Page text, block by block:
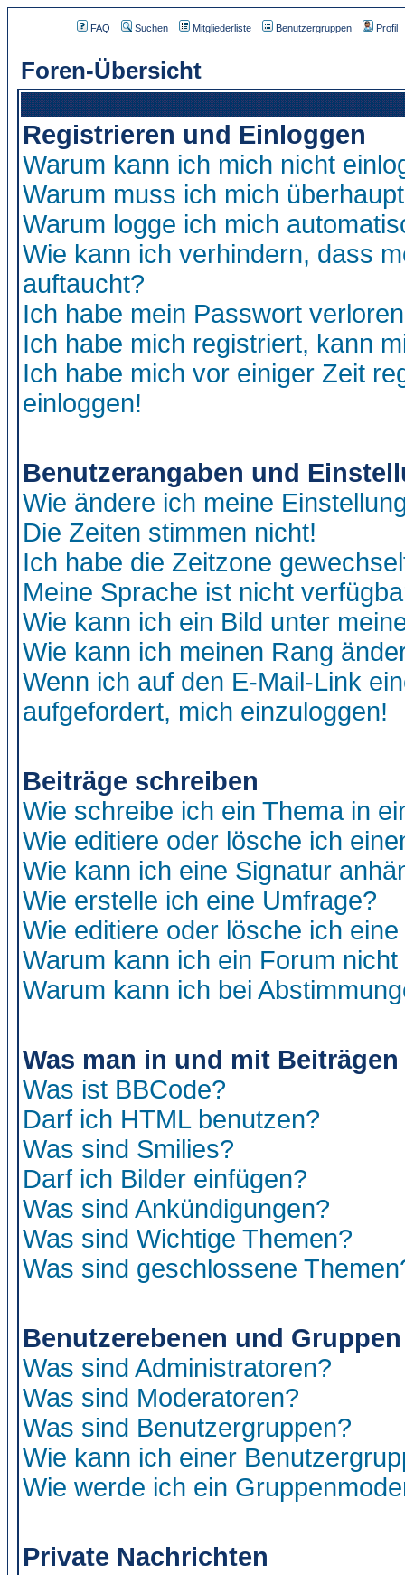
FAQ Suchen Mitgliederliste Benutzergruppen Profil
Foren-Übersicht
Registrieren und Einloggen
Warum kann ich mich nicht
Warum muss ich mich
Warum logge ich mich
Wie kann ich verhindern, dass
auftaucht?
Ich habe mein Passwort
Ich habe mich registriert, kann
Ich habe mich vor einiger Zeit
einloggen!
Benutzerangaben und
Wie ändere ich meine
Die Zeiten stimmen nicht!
Ich habe die Zeitzone
Meine Sprache ist nicht
Wie kann ich ein Bild unter
Wie kann ich meinen Rang
Wenn ich auf den E-Mail-Link
aufgefordert, mich einzuloggen!
Beiträge schreiben
Wie schreibe ich ein Thema in
Wie editiere oder lösche ich
Wie kann ich eine Signatur
Wie erstelle ich eine Umfrage?
Wie editiere oder lösche ich
Warum kann ich ein Forum
Warum kann ich bei
Was man in und mit
Was ist BBCode?
Darf ich HTML benutzen?
Was sind Smilies?
Darf ich Bilder einfügen?
Was sind Ankündigungen?
Was sind Wichtige Themen?
Was sind geschlossene
Benutzerebenen und Gruppen
Was sind Administratoren?
Was sind Moderatoren?
Was sind Benutzergruppen?
Wie kann ich einer
Wie werde ich ein
Private Nachrichten